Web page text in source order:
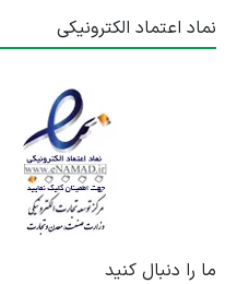
نماد اعتماد الکترونیکی
ما را دنبال کنید